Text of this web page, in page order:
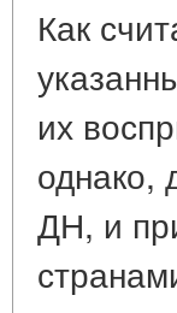
Как
их
однако,
ДН, и